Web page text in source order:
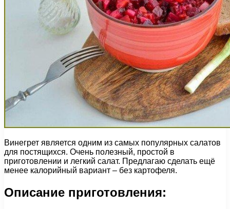
Винегрет является одним из самых популярных салатов
для постящихся. Очень полезный, простой в
приготовлении и легкий салат. Предлагаю сделать ещё
менее калорийный вариант – без картофеля.
Описание приготовления: